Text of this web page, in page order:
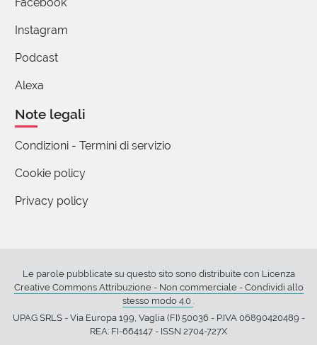
alunna che il piede del villano servo con l'eburneo
dente segnò di lieve nota (Giuseppe Parini "Il
4 reazioni
12 Dicembre 2020 10:52
Come non ricordare, Monica, anche la 'cuccia'
siciliana, dolce o salata? anche quella può
essere poesia.
1 reazione
Afra, mi dispiace ma il termine che dici tu
non è cuccia, ma CUCCI`A( accento sulla i)
tanti chicchi (in siciliano co`ccia) di grano
cotti e guarda caso proprio oggi la cucci'a
Facebook
Instagram
Podcast
Alexa
Note legali
Condizioni - Termini di servizio
Cookie policy
Privacy policy
Le parole pubblicate su questo sito sono distribuite con Licenza
Creative Commons Attribuzione - Non commerciale - Condividi allo
stesso modo 4.0
UPAG SRLS - Via Europa 199, Vaglia (FI) 50036 - P.IVA 06890420489 -
REA: FI-664147 - ISSN 2704-727X